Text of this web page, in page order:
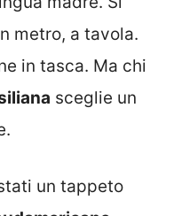
metro, a tavola.
in tasca. Ma chi
sceglie un
un tappeto